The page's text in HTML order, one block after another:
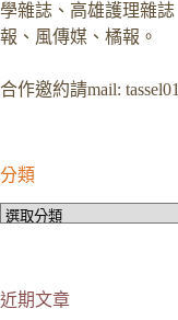
學雜誌、高雄護理雜
報、風傳媒、橘報。
合作邀約請mail:
分類
分
近期文章